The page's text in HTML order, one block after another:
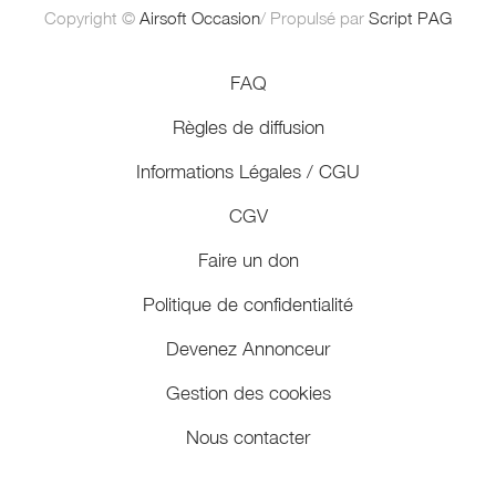
Copyright © Airsoft Occasion/ Propulsé par Script PAG
FAQ
Règles de diffusion
Informations Légales / CGU
CGV
Faire un don
Politique de confidentialité
Devenez Annonceur
Gestion des cookies
Nous contacter